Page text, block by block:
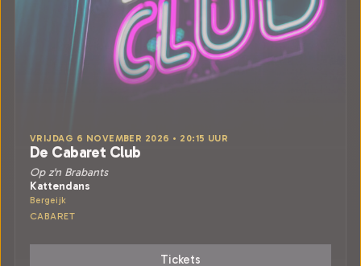
VRIJDAG 6 NOVEMBER 2026 • 20:15 UUR
De Cabaret Club
Op z'n Brabants
Kattendans
Bergeijk
CABARET
Tickets